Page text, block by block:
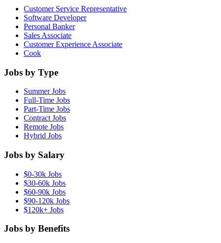
Customer Service Representative
Software Developer
Personal Banker
Sales Associate
Customer Experience Associate
Cook
Jobs by Type
Summer Jobs
Full-Time Jobs
Part-Time Jobs
Contract Jobs
Remote Jobs
Hybrid Jobs
Jobs by Salary
$0-30k Jobs
$30-60k Jobs
$60-90k Jobs
$90-120k Jobs
$120k+ Jobs
Jobs by Benefits